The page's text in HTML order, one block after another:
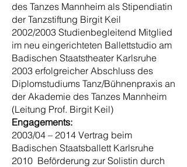
des Tanzes Mannheim als Stipendiatin
der Tanzstiftung Birgit Keil
2002/2003 Studienbegleitend Mitglied
im neu eingerichteten Ballettstudio am
Badischen Staatstheater Karlsruhe
2003 erfolgreicher Abschluss des
Diplomstudiums Tanz/Bühnenpraxis an
der Akademie des Tanzes Mannheim
(Leitung Prof. Birgit Keil)
Engagements:
2003/04 – 2014 Vertrag beim
Badischen Staatsballett Karlsruhe
2010 Beförderung zur Solistin durch